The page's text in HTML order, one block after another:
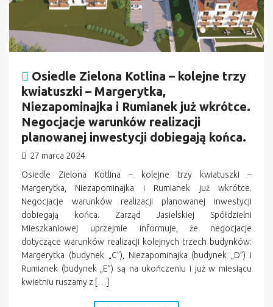
Osiedle Zielona Kotlina – kolejne trzy
kwiatuszki – Margerytka,
Niezapominajka i Rumianek już wkrótce.
Negocjacje warunków realizacji
planowanej inwestycji dobiegają końca.
27 marca 2024
Osiedle Zielona Kotlina – kolejne trzy kwiatuszki –
Margerytka, Niezapominajka i Rumianek już wkrótce.
Negocjacje warunków realizacji planowanej inwestycji
dobiegają końca. Zarząd Jasielskiej Spółdzielni
Mieszkaniowej uprzejmie informuje, że negocjacje
dotyczące warunków realizacji kolejnych trzech budynków:
Margerytka (budynek „C”), Niezapominajka (budynek „D”) i
Rumianek (budynek „E”) są na ukończeniu i już w miesiącu
kwietniu ruszamy z […]